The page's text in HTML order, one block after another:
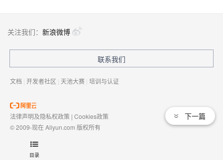
目录
下一篇
关注我们： 新浪微博
联系我们
文档 | 开发者社区 | 天池大赛 | 培训与认证
法律声明及隐私权政策 | Cookies政策
© 2009-现在 Aliyun.com 版权所有
域名注册服务机构许可：